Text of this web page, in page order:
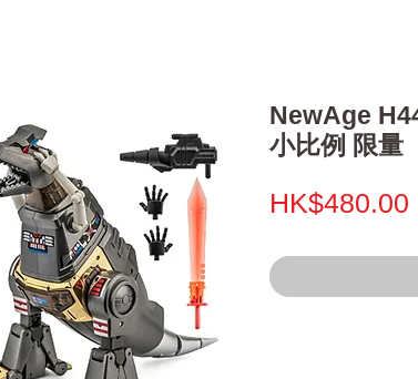
NewAge
小比例 限量
HK$480.00